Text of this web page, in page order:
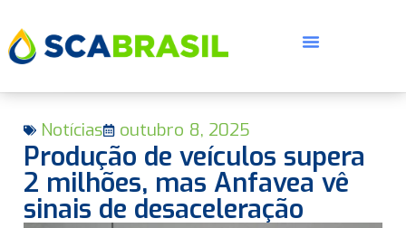
Notícias outubro 8, 2025
Produção de veículos supera
2 milhões, mas Anfavea vê
sinais de desaceleração